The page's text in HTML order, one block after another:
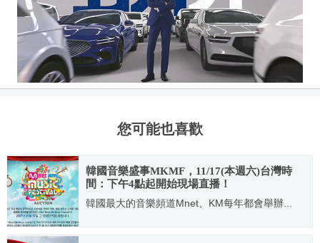
您可能也喜歡
韓國音樂盛事MKMF，11/17(本週六)台灣時
間：下午4點起開始現場直播！
韓國最大的音樂頻道Mnet、KM每年都會舉辦...
2007.11.15